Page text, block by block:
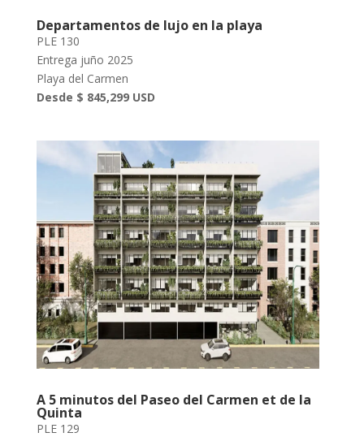
Departamentos de lujo en la playa
PLE 130
Entrega juño 2025
Playa del Carmen
Desde $ 845,299 USD
A 5 minutos del Paseo del Carmen et de la
Quinta
PLE 129